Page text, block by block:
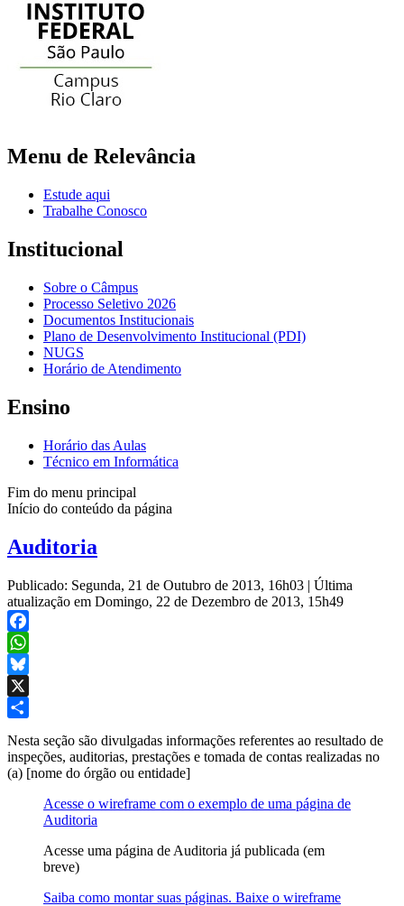
Menu de Relevância
Estude aqui
Trabalhe Conosco
Institucional
Sobre o Câmpus
Processo Seletivo 2026
Documentos Institucionais
Plano de Desenvolvimento Institucional (PDI)
NUGS
Horário de Atendimento
Ensino
Horário das Aulas
Técnico em Informática
Fim do menu principal
Início do conteúdo da página
Auditoria
Publicado: Segunda, 21 de Outubro de 2013, 16h03 | Última
atualização em Domingo, 22 de Dezembro de 2013, 15h49
Facebook
WhatsApp
Bluesky
X
Nesta seção são divulgadas informações referentes ao resultado de
inspeções, auditorias, prestações e tomada de contas realizadas no
(a) [nome do órgão ou entidade]
Acesse o wireframe com o exemplo de uma página de
Auditoria
Acesse uma página de Auditoria já publicada (em
breve)
Saiba como montar suas páginas. Baixe o wireframe